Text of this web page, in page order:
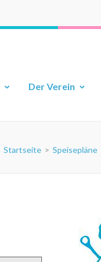
Der Verein
Startseite > Speisepläne